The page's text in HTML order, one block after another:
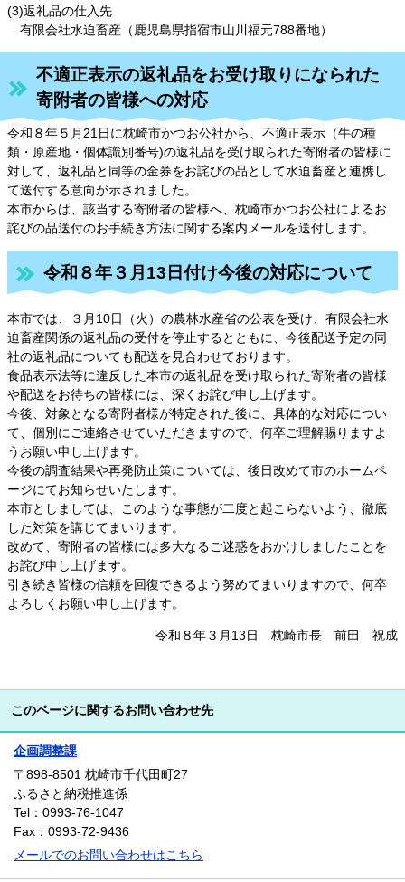
(3)返礼品の仕入先
有限会社水迫畜産（鹿児島県指宿市山川福元788番地）
不適正表示の返礼品をお受け取りになられた
寄附者の皆様への対応
令和８年５月21日に枕崎市かつお公社から、不適正表示（牛の種
類・原産地・個体識別番号)の返礼品を受け取られた寄附者の皆様に
対して、返礼品と同等の金券をお詫びの品として水迫畜産と連携し
て送付する意向が示されました。
本市からは、該当する寄附者の皆様へ、枕崎市かつお公社によるお
詫びの品送付のお手続き方法に関する案内メールを送付します。
令和８年３月13日付け今後の対応について
本市では、３月10日（火）の農林水産省の公表を受け、有限会社水
迫畜産関係の返礼品の受付を停止するとともに、今後配送予定の同
社の返礼品についても配送を見合わせております。
食品表示法等に違反した本市の返礼品を受け取られた寄附者の皆様
や配送をお待ちの皆様には、深くお詫び申し上げます。
今後、対象となる寄附者様が特定された後に、具体的な対応につい
て、個別にご連絡させていただきますので、何卒ご理解賜りますよ
うお願い申し上げます。
今後の調査結果や再発防止策については、後日改めて市のホームペ
ージにてお知らせいたします。
本市としましては、このような事態が二度と起こらないよう、徹底
した対策を講じてまいります。
改めて、寄附者の皆様には多大なるご迷惑をおかけしましたことを
お詫び申し上げます。
引き続き皆様の信頼を回復できるよう努めてまいりますので、何卒
よろしくお願い申し上げます。
​令和８年３月13日 枕崎市長 前田 祝成
このページに関するお問い合わせ先
企画調整課
〒898-8501 枕崎市千代田町27
ふるさと納税推進係
Tel：0993-76-1047
Fax：0993-72-9436
メールでのお問い合わせはこちら